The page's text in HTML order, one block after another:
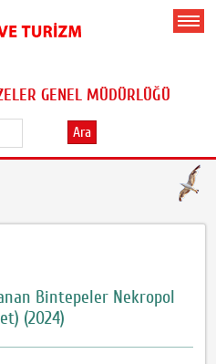
GENEL MÜDÜRLÜĞÜ
Ara
Bintepeler Nekropol
(2024)